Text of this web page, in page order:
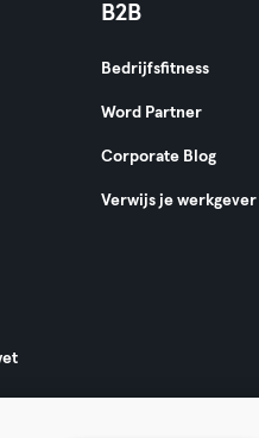
B2B
Bedrijfsfitness
Word Partner
Corporate Blog
Verwijs je werkgever